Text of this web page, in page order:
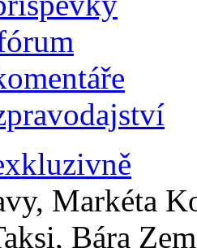
Markéta
Bára